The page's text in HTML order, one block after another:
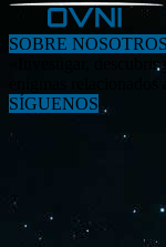
SOBRE NOSOTROS
«Investigar,
enigmas
SÍGUENOS